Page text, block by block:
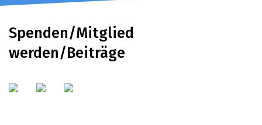
Spenden/Mitglied
werden/Beiträge